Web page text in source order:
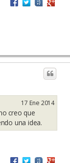
17 Ene 2014
creo que
una idea.